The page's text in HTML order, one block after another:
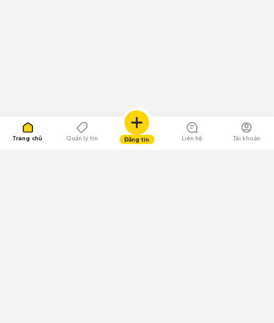
Trang chủ Quản lý tin Đăng tin Liên hệ Tài khoản